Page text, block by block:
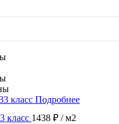
Подробнее
класс 1438 ₽ / м2